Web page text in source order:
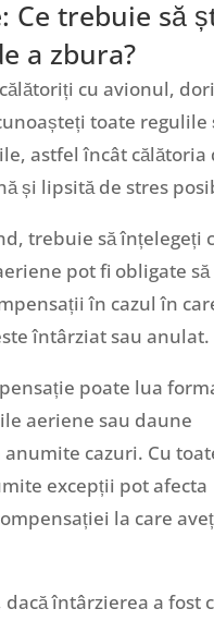
Ce trebuie să
a zbura?
cu avionul,
toate regulile
astfel încât călătoria
și lipsită de stres
trebuie să înțelegeți
pot fi obligate să
în cazul în
întârziat sau anulat.
poate lua
aeriene sau daune
cazuri. Cu
excepții pot afecta
la care
întârzierea a fost